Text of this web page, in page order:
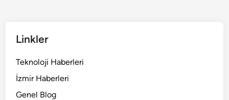
Linkler
Teknoloji Haberleri
İzmir Haberleri
Genel Blog